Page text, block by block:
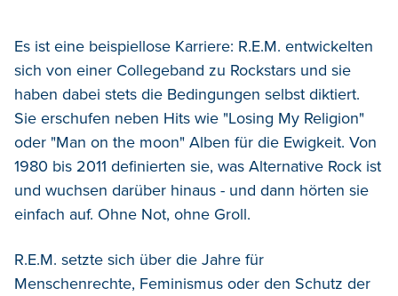
Es ist eine beispiellose Karriere: R.E.M. entwickelten
sich von einer Collegeband zu Rockstars und sie
haben dabei stets die Bedingungen selbst diktiert.
Sie erschufen neben Hits wie "Losing My Religion"
oder "Man on the moon" Alben für die Ewigkeit. Von
1980 bis 2011 definierten sie, was Alternative Rock ist
und wuchsen darüber hinaus - und dann hörten sie
einfach auf. Ohne Not, ohne Groll.
R.E.M. setzte sich über die Jahre für
Menschenrechte, Feminismus oder den Schutz der